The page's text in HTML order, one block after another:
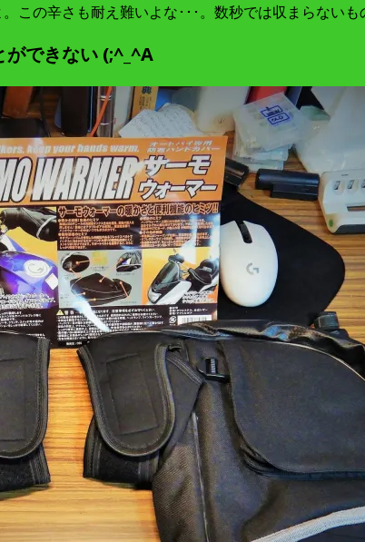
の辛さも耐え難いよな･･･。数秒では収まらないも
ができない (;^_^A